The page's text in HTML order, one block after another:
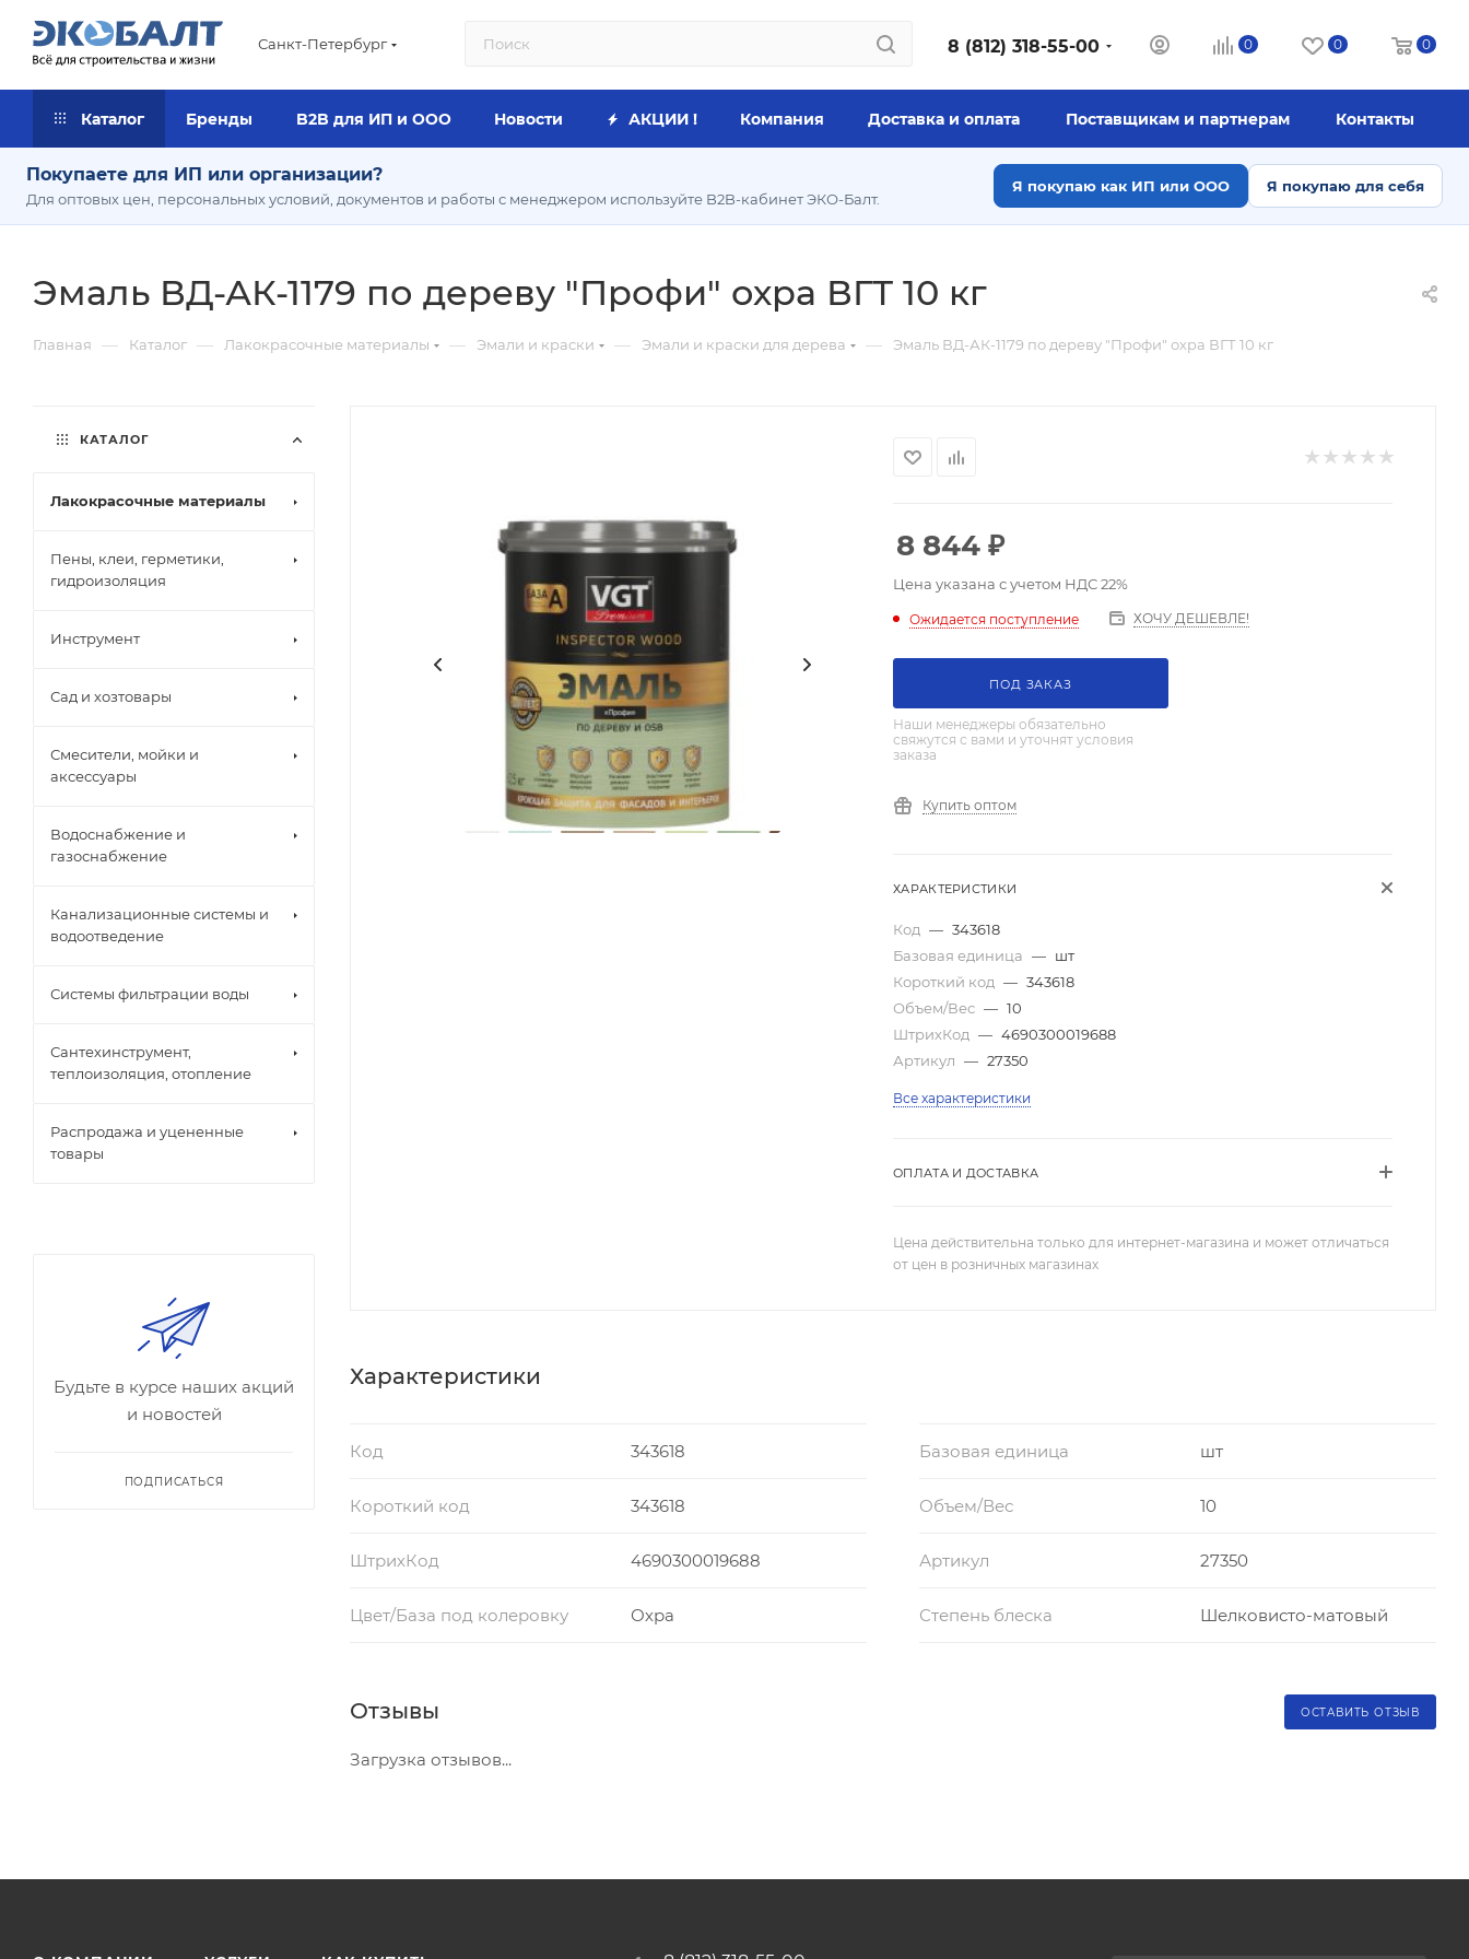
Санкт-Петербург 8 (812) 318-55-00 0 0 0
Каталог Бренды B2B для ИП и ООО Новости АКЦИИ ! Компания Доставка и оплата Поставщикам и партнерам Контакты
Покупаете для ИП или организации?
Для оптовых цен, персональных условий, документов и работы с менеджером используйте B2B-кабинет ЭКО-Балт.
Я покупаю как ИП или ООО Я покупаю для себя
Эмаль ВД-АК-1179 по дереву "Профи" охра ВГТ 10 кг
Главная — Каталог — Лакокрасочные материалы — Эмали и краски — Эмали и краски для дерева — Эмаль ВД-АК-1179 по дереву "Профи" охра ВГТ 10 кг
8 844 ₽
Цена указана с учетом НДС 22%
Ожидается поступление ХОЧУ ДЕШЕВЛЕ!
ПОД ЗАКАЗ
Наши менеджеры обязательно
свяжутся с вами и уточнят условия
заказа
Купить оптом
ХАРАКТЕРИСТИКИ
Код — 343618
Базовая единица — шт
Короткий код — 343618
Объем/Вес — 10
ШтрихКод — 4690300019688
Артикул — 27350
Все характеристики
ОПЛАТА И ДОСТАВКА
Цена действительна только для интернет-магазина и может отличаться
от цен в розничных магазинах
Характеристики
Код 343618 Базовая единица шт
Короткий код 343618 Объем/Вес 10
ШтрихКод 4690300019688 Артикул 27350
Цвет/База под колеровку Охра Степень блеска Шелковисто-матовый
Отзывы ОСТАВИТЬ ОТЗЫВ
Загрузка отзывов...
КАТАЛОГ
Лакокрасочные материалы
Пены, клеи, герметики,
гидроизоляция
Инструмент
Сад и хозтовары
Смесители, мойки и
аксессуары
Водоснабжение и
газоснабжение
Канализационные системы и
водоотведение
Системы фильтрации воды
Сантехинструмент,
теплоизоляция, отопление
Распродажа и уцененные
товары
Будьте в курсе наших акций
и новостей
ПОДПИСАТЬСЯ